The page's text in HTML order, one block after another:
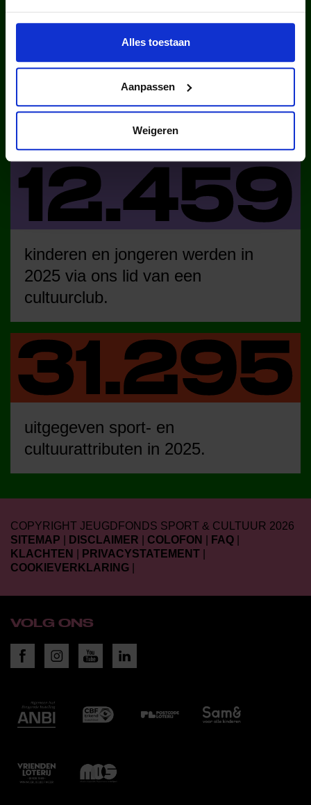
Alles toestaan
Aanpassen
Weigeren
kinderen en jongeren werden in
2025 via ons lid van een sportclub.
kinderen en jongeren werden in
2025 via ons lid van een
cultuurclub.
uitgegeven sport- en
cultuurattributen in 2025.
COPYRIGHT JEUGDFONDS SPORT & CULTUUR 2026
SITEMAP
DISCLAIMER COLOFON FAQ
KLACHTEN
PRIVACYSTATEMENT
COOKIEVERKLARING
VOLG ONS